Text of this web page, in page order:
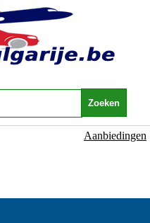
Aanbiedingen